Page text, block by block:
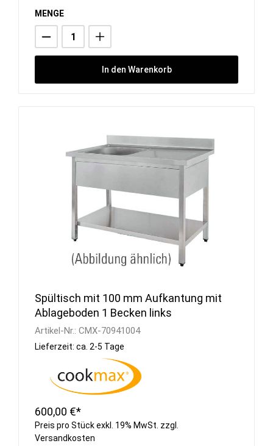
MENGE
In den Warenkorb
Spültisch mit 100 mm Aufkantung mit
Ablageboden 1 Becken links
Artikel-Nr.: CMX-70941004
Lieferzeit: ca. 2-5 Tage
600,00 €*
Preis pro Stück exkl. 19% MwSt. zzgl.
Versandkosten